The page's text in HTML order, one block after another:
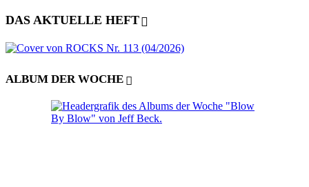
DAS AKTUELLE HEFT
ALBUM DER WOCHE